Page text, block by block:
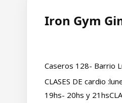
Iron Gym
Caseros 128- Barrio
CLASES DE cardio
19hs- 20hs y